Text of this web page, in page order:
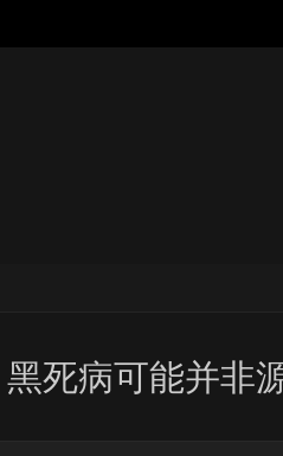
黑死病可能并非